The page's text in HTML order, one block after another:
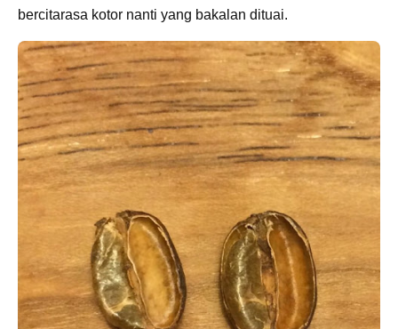
bercitarasa kotor nanti yang bakalan dituai.